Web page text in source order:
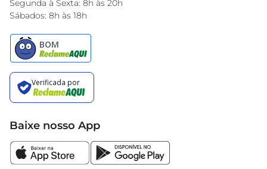
Segunda à Sexta: 8h às 20h
Sábados: 8h às 18h
Baixe nosso App